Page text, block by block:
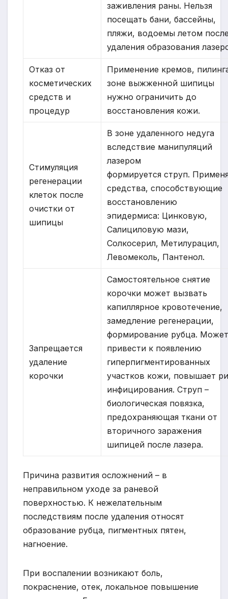
заживления раны. Нельзя
посещать бани, бассейны,
пляжи, водоемы летом
удаления образования
Отказ от
косметических
средств и
процедур
Применение кремов,
зоне выжженной шипицы
нужно ограничить до
восстановления кожи.
Стимуляция
регенерации
клеток после
очистки от
шипицы
В зоне удаленного недуга
вследствие манипуляций
лазером
формируется струп.
средства, способствующие
восстановлению
эпидермиса: Цинковую,
Салициловую мази,
Солкосерил, Метилурацил,
Левомеколь, Пантенол.
Запрещается
удаление
корочки
Самостоятельное снятие
корочки может вызвать
капиллярное кровотечение,
замедление регенерации,
формирование рубца.
привести к появлению
гиперпигментированных
участков кожи, повышает
инфицирования. Струп –
биологическая повязка,
предохраняющая ткани от
вторичного заражения
шипицей после лазера.
Причина развития осложнений – в
неправильном уходе за раневой
поверхностью. К нежелательным
последствиям после удаления относят
образование рубца, пигментных пятен,
нагноение.
При воспалении возникают боль,
покраснение, отек, локальное повышение